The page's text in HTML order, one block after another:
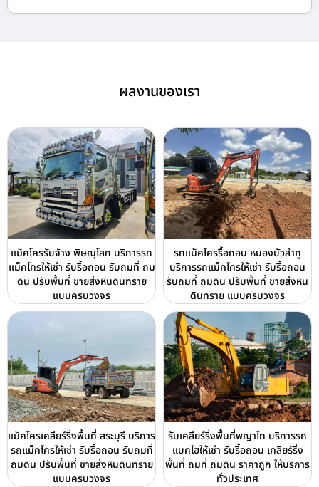
ผลงานของเรา
แม็คโครรับจ้าง พิษณุโลก บริการรถ
แม็คโครให้เช่า รับรื้อถอน รับถมที่ ถม
ดิน ปรับพื้นที่ ขายส่งหินดินทราย
แบบครบวงจร
รถแม็คโครรื้อถอน หนองบัวลำภู
บริการรถแม็คโครให้เช่า รับรื้อถอน
รับถมที่ ถมดิน ปรับพื้นที่ ขายส่งหิน
ดินทราย แบบครบวงจร
แม็คโครเคลียร์ริ่งพื้นที่ สระบุรี บริการ
รถแม็คโครให้เช่า รับรื้อถอน รับถมที่
ถมดิน ปรับพื้นที่ ขายส่งหินดินทราย
แบบครบวงจร
รับเคลียร์ริ่งพื้นที่พญาไท บริการรถ
แบคโฮให้เช่า รับรื้อถอน เคลียร์ริ่ง
พื้นที่ ถมที่ ถมดิน ราคาถูก ให้บริการ
ทั่วประเทศ